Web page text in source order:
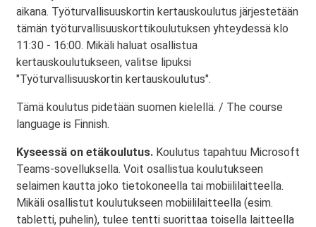
aikana. Työturvallisuuskortin kertauskoulutus järjestetään
tämän työturvallisuuskorttikoulutuksen yhteydessä klo
11:30 - 16:00. Mikäli haluat osallistua
kertauskoulutukseen, valitse lipuksi
"Työturvallisuuskortin kertauskoulutus".
Tämä koulutus pidetään suomen kielellä. / The course
language is Finnish.
Kyseessä on etäkoulutus. Koulutus tapahtuu Microsoft
Teams-sovelluksella. Voit osallistua koulutukseen
selaimen kautta joko tietokoneella tai mobiililaitteella.
Mikäli osallistut koulutukseen mobiililaitteella (esim.
tabletti, puhelin), tulee tentti suorittaa toisella laitteella